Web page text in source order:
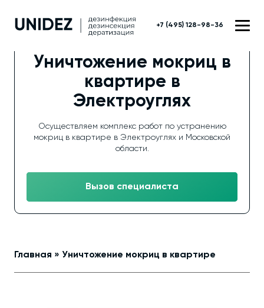
+7 (495) 128-98-36
Уничтожение мокриц в
квартире в
Электроуглях
Осуществляем комплекс работ по устранению
мокриц в квартире в Электроуглях и Московской
области.
Вызов специалиста
Главная » Уничтожение мокриц в квартире